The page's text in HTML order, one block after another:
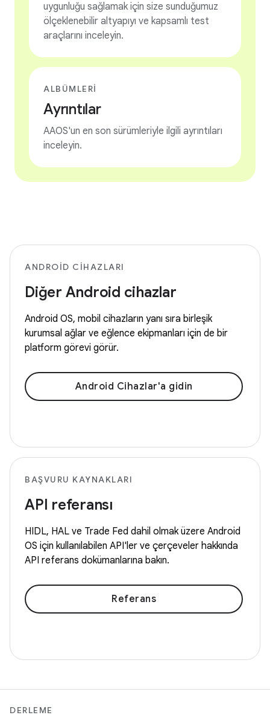
uygunluğu sağlamak için size sunduğumuz
ölçeklenebilir altyapıyı ve kapsamlı test
araçlarını inceleyin.
ALBÜMLERI
Ayrıntılar
AAOS'un en son sürümleriyle ilgili ayrıntıları
inceleyin.
ANDROID CIHAZLARI
Diğer Android cihazlar
Android OS, mobil cihazların yanı sıra birleşik
kurumsal ağlar ve eğlence ekipmanları için de bir
platform görevi görür.
Android Cihazlar'a gidin
BAŞVURU KAYNAKLARI
API referansı
HIDL, HAL ve Trade Fed dahil olmak üzere Android
OS için kullanılabilen API'ler ve çerçeveler hakkında
API referans dokümanlarına bakın.
Referans
DERLEME